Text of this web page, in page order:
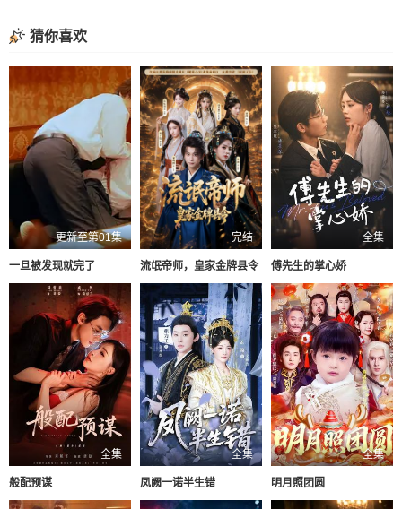
猜你喜欢
更新至第01集
一旦被发现就完了
完结
流氓帝师，皇家金牌县令
全集
傅先生的掌心娇
全集
般配预谋
全集
凤阙一诺半生错
全集
明月照团圆